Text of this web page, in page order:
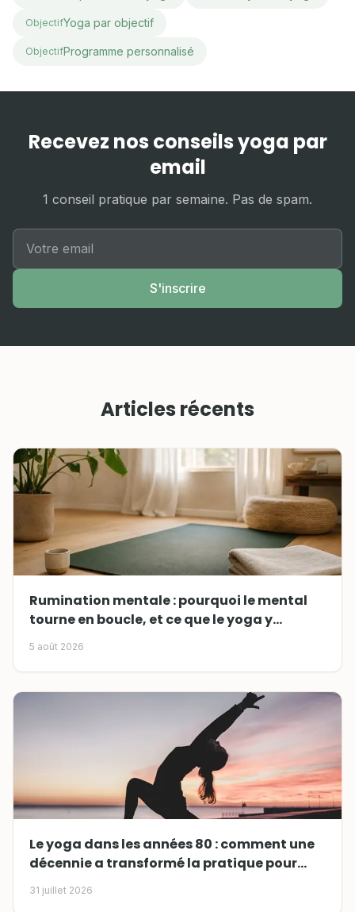
ObjectifYoga par objectif
ObjectifProgramme personnalisé
Recevez nos conseils yoga par
email
1 conseil pratique par semaine. Pas de spam.
S'inscrire
Articles récents
Rumination mentale : pourquoi le mental
tourne en boucle, et ce que le yoga y
change
5 août 2026
Le yoga dans les années 80 : comment une
décennie a transformé la pratique pour
toujours
31 juillet 2026